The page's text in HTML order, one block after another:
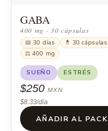
GABA
400 mg · 30 cápsulas
📅 30 días
💊 30 cápsulas
⚖ 400 mg
SUEÑO ESTRÉS
$250 MXN
$8.33/día
AÑADIR AL PACK